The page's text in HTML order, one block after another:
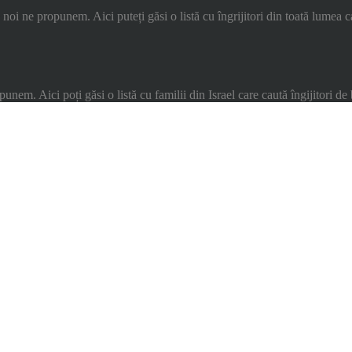
ne propunem. Aici puteți găsi o listă cu îngrijitori din toată lumea
Aici poți găsi o listă cu familii din Israel care caută îngijitori de